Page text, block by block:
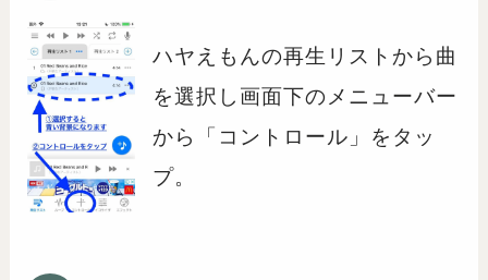
ハヤえもんの再生リストから曲
を選択し画面下のメニューバー
から「コントロール」をタッ
プ。